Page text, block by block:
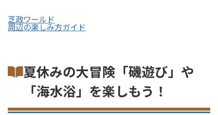
芝政ワールド
周辺の楽しみ方ガイド
夏休みの大冒険「磯遊び」や
「海水浴」を楽しもう！